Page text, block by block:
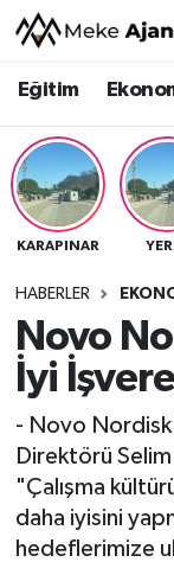
Eğitim
KARAPINAR
HABERLER
Novo
İyi
- Novo Nordisk
Direktörü
"Çalışma
daha iyisini
hedeflerimize
Eğitim
Ekonomi
Genel
Politika
Sağlık
Siyaset
Spor
Nöbetçi
Hava
Namaz
Süper Lig
Tüm
Son Dakika
Haber